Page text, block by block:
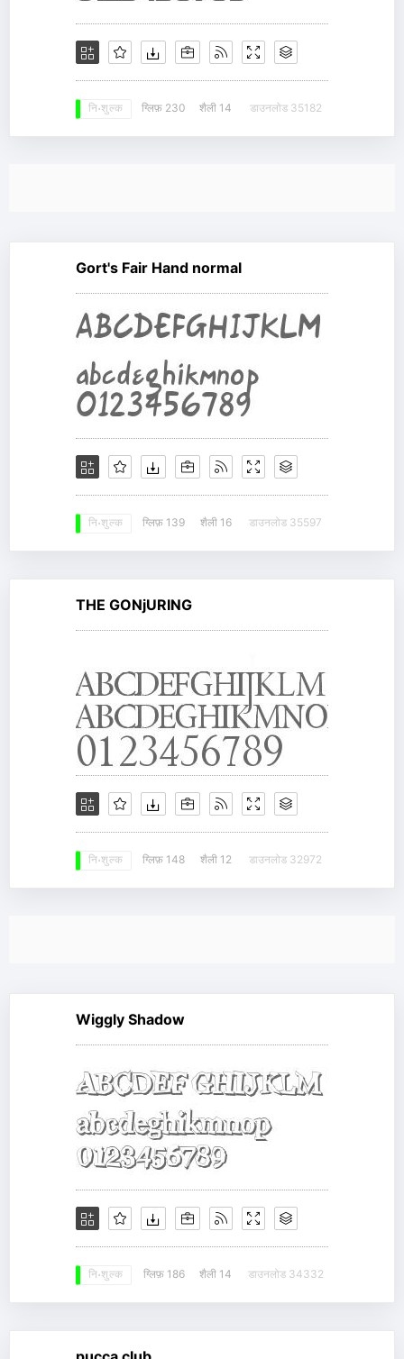
नि: शुल्क ग्लिफ़ 230 शैली 14 डाउनलोड 35182
Gort's Fair Hand normal
नि: शुल्क ग्लिफ़ 139 शैली 16 डाउनलोड 35597
THE GONjURING
नि: शुल्क ग्लिफ़ 148 शैली 12 डाउनलोड 32972
Wiggly Shadow
नि: शुल्क ग्लिफ़ 186 शैली 14 डाउनलोड 34332